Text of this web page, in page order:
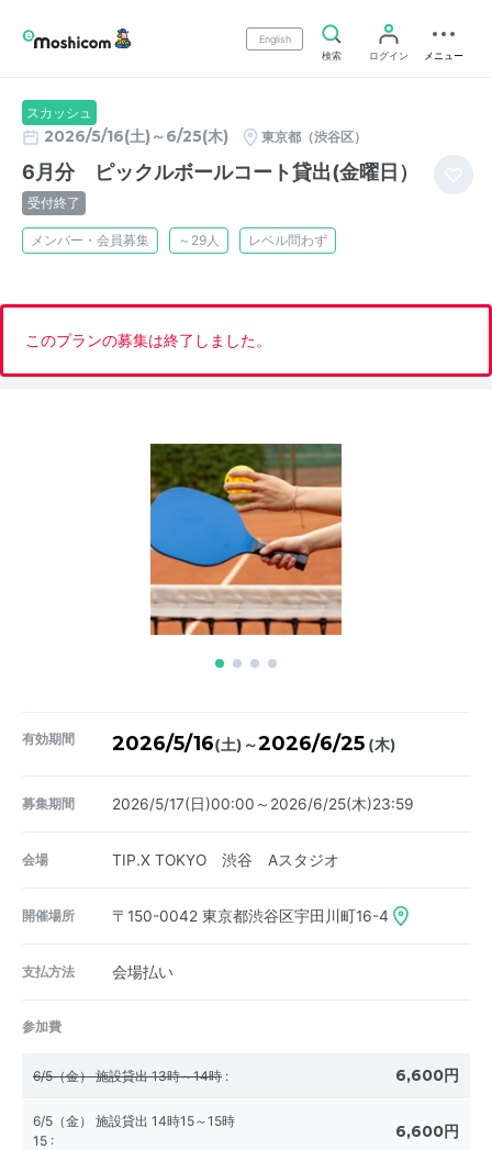
English
検索
ログイン メニュー
スカッシュ
2026/5/16(土)～6/25(木) 東京都（渋谷区）
6月分 ピックルボールコート貸出(金曜日）
受付終了
メンバー・会員募集 ～29人 レベル問わず
このプランの募集は終了しました。
有効期間 2026/5/16(土) ～2026/6/25(木)
募集期間 2026/5/17(日)00:00～2026/6/25(木)23:59
会場 TIP.X TOKYO 渋谷 Aスタジオ
開催場所 〒150-0042 東京都渋谷区宇田川町16-4
支払方法 会場払い
参加費
6/5（金） 施設貸出 13時～14時 : 6,600円
6/5（金） 施設貸出 14時15～15時
15 : 6,600円